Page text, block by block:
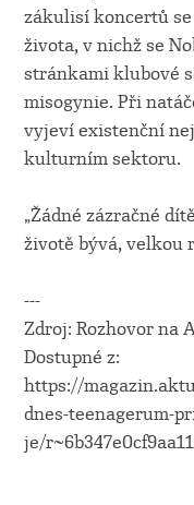
zákulisí koncertů
života, v nichž se
stránkami klubové
misogynie. Při
vyjeví existenční
kulturním sektoru.
„Žádné zázračné
životě bývá, velkou
---
Zdroj: Rozhovor na
Dostupné z:
https://
dnes-teenagerum-
je/